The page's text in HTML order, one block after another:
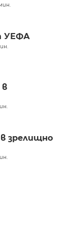
УЕФА
в
зрелищно